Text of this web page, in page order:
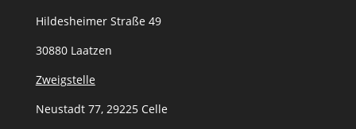
Hildesheimer Straße 49
30880 Laatzen
Zweigstelle
Neustadt 77, 29225 Celle